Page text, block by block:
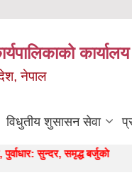
कार्यालय
नेपाल
विधुतीय शुसासन सेवा
सुन्दर, समृद्ध बर्जुकाे अाधार "